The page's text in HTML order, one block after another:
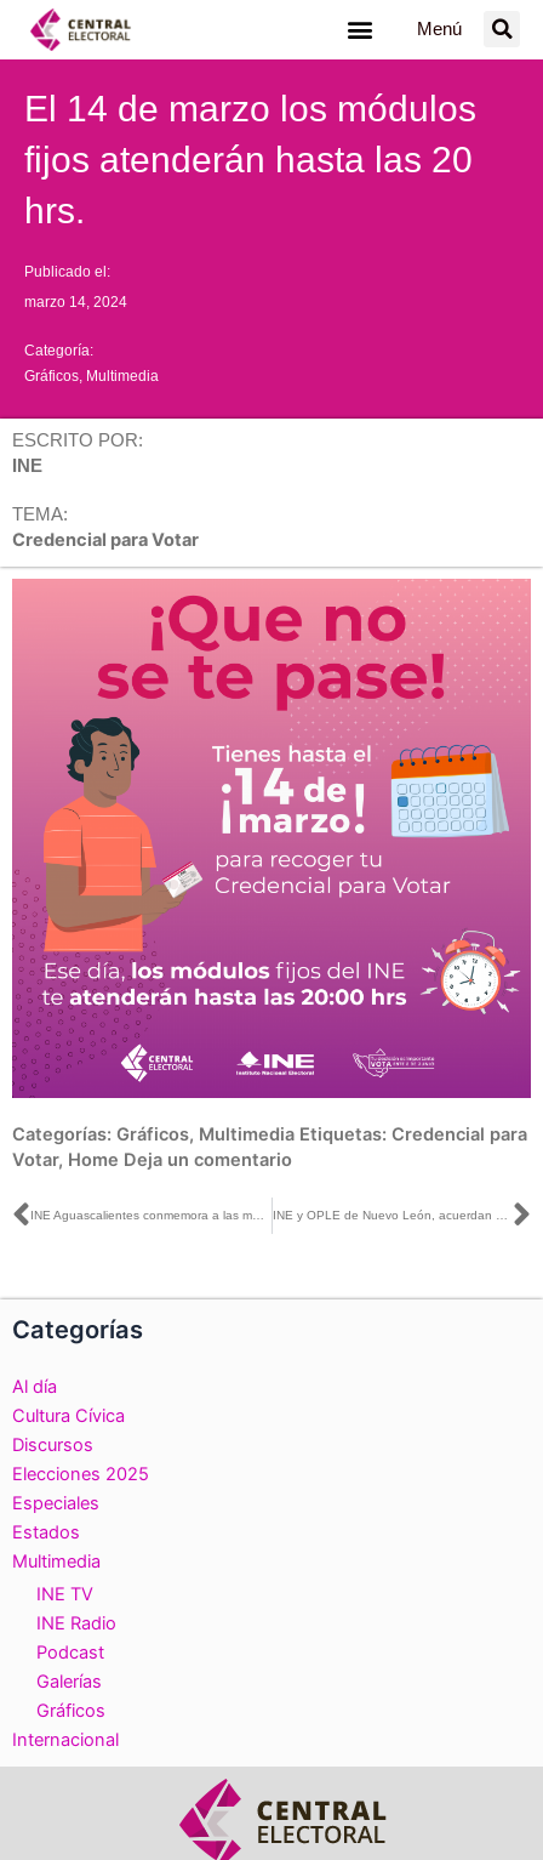
Menú
El 14 de marzo los módulos
fijos atenderán hasta las 20
hrs.
Publicado el:
marzo 14, 2024
Categoría:
Gráficos Multimedia
ESCRITO POR:
INE
TEMA:
Credencial para Votar
Categorías: Gráficos, Multimedia Etiquetas: Credencial para
Votar, Home Deja un comentario
Ant
Categorías
Al día
Cultura Cívica
Discursos
Elecciones 2025
Especiales
Estados
Multimedia
INE TV
INE Radio
Podcast
Galerías
Gráficos
Internacional